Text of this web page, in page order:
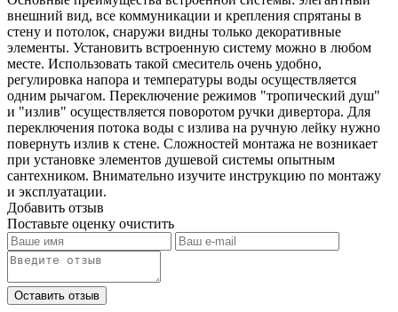
внешний вид, все коммуникации и крепления спрятаны в
стену и потолок, снаружи видны только декоративные
элементы. Установить встроенную систему можно в любом
месте. Использовать такой смеситель очень удобно,
регулировка напора и температуры воды осуществляется
одним рычагом. Переключение режимов "тропический душ"
и "излив" осуществляется поворотом ручки дивертора. Для
переключения потока воды с излива на ручную лейку нужно
повернуть излив к стене. Сложностей монтажа не возникает
при установке элементов душевой системы опытным
сантехником. Внимательно изучите инструкцию по монтажу
и эксплуатации.
Добавить отзыв
Поставьте оценку очистить